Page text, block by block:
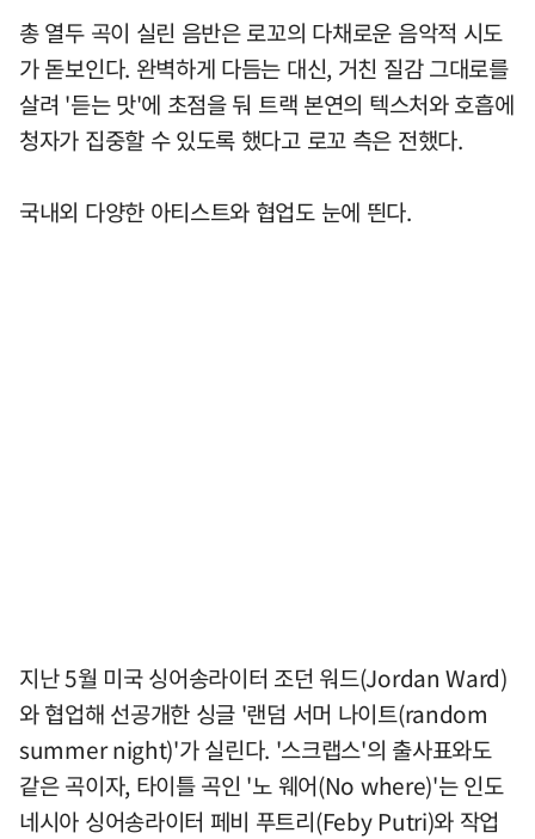
총 열두 곡이 실린 음반은 로꼬의 다채로운 음악적 시도
가 돋보인다. 완벽하게 다듬는 대신, 거친 질감 그대로를
살려 '듣는 맛'에 초점을 둬 트랙 본연의 텍스처와 호흡에
청자가 집중할 수 있도록 했다고 로꼬 측은 전했다.
국내외 다양한 아티스트와 협업도 눈에 띈다.
지난 5월 미국 싱어송라이터 조던 워드(Jordan Ward)
와 협업해 선공개한 싱글 '랜덤 서머 나이트(random
summer night)'가 실린다. '스크랩스'의 출사표와도
같은 곡이자, 타이틀 곡인 '노 웨어(No where)'는 인도
네시아 싱어송라이터 페비 푸트리(Feby Putri)와 작업